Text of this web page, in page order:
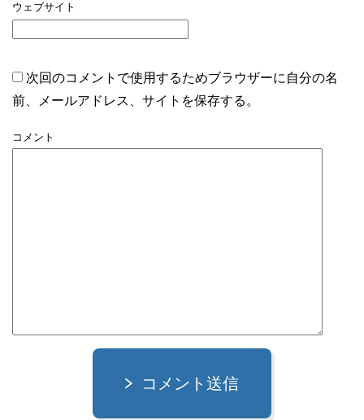
ウェブサイト
次回のコメントで使用するためブラウザーに自分の名
前、メールアドレス、サイトを保存する。
コメント
コメント送信